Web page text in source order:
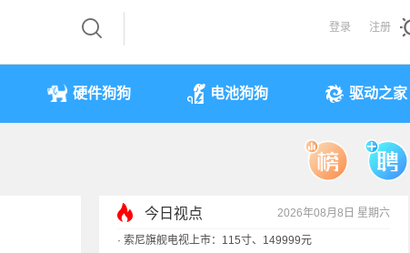
登录 注册
硬件狗狗 电池狗狗 驱动之家
今日视点 2026年08月8日 星期六
· 索尼旗舰电视上市：115寸、149999元